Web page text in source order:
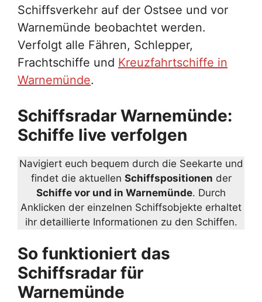
Schiffsverkehr auf der Ostsee und vor
Warnemünde beobachtet werden.
Verfolgt alle Fähren, Schlepper,
Frachtschiffe und Kreuzfahrtschiffe in
Warnemünde.
Schiffsradar Warnemünde:
Schiffe live verfolgen
Navigiert euch bequem durch die Seekarte und
findet die aktuellen Schiffspositionen der
Schiffe vor und in Warnemünde. Durch
Anklicken der einzelnen Schiffsobjekte erhaltet
ihr detaillierte Informationen zu den Schiffen.
So funktioniert das
Schiffsradar für
Warnemünde